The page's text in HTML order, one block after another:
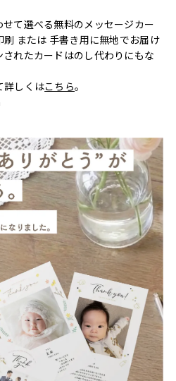
て選べる無料のメッセージカー
または 手書き用に無地でお届け
れたカードはのし代わりにもな
詳しくはこちら。